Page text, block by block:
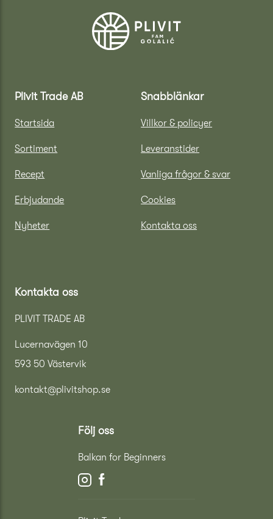
Plivit Trade AB
Startsida
Sortiment
Recept
Erbjudande
Nyheter
Snabblänkar
Villkor & policyer
Leveranstider
Vanliga frågor & svar
Cookies
Kontakta oss
Kontakta oss
PLIVIT TRADE AB
Lucernavägen 10
593 50 Västervik
kontakt@plivitshop.se
Följ oss
Balkan for Beginners